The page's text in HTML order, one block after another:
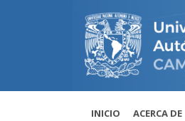
INICIO ACERCA DE